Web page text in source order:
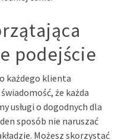
podejście
każdego klienta
że każda
usługi o dogodnych dla
sposób nie naruszać
Możesz skorzystać